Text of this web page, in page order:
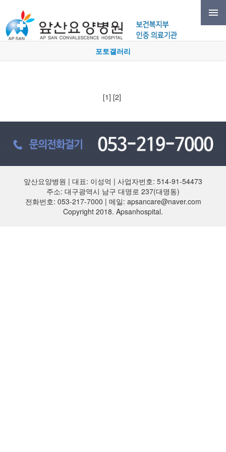
포토갤러리
[1] [2]
앞산요양병원 | 대표: 이성억 | 사업자번호: 514-91-54473
주소: 대구광역시 남구 대명로 237(대명동)
전화번호: 053-217-7000 | 메일: apsancare@naver.com
Copyright 2018. Apsanhospital.